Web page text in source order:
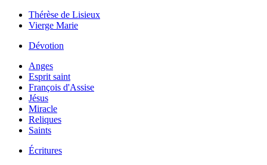
Thérèse de Lisieux
Vierge Marie
Dévotion
Anges
Esprit saint
François d'Assise
Jésus
Miracle
Reliques
Saints
Écritures